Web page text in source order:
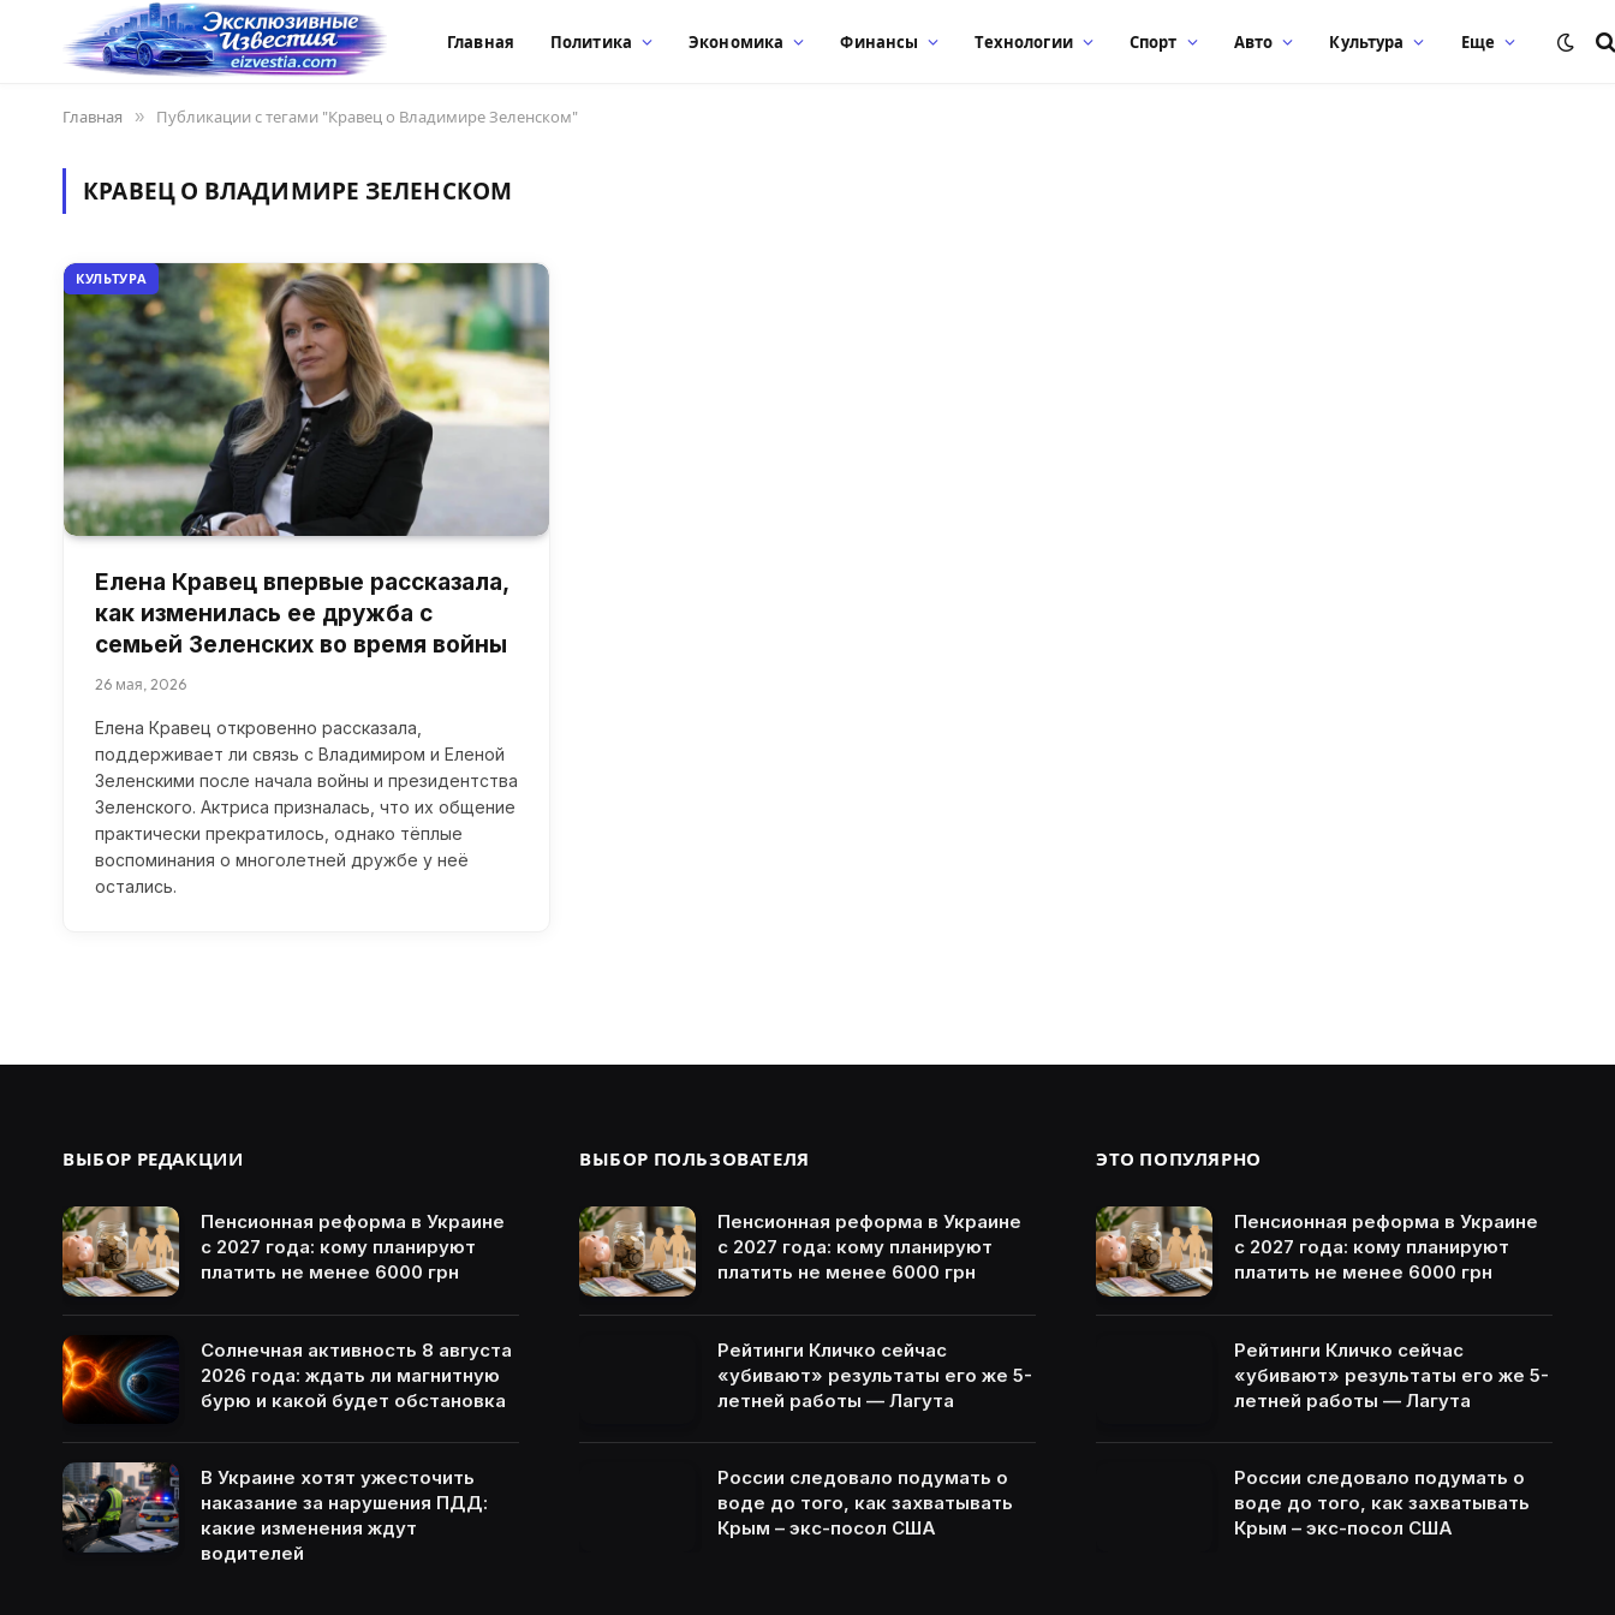
Главная Политика Экономика Финансы Технологии Спорт Авто Культура Еще
Главная » Публикации с тегами "Кравец о Владимире Зеленском"
КРАВЕЦ О ВЛАДИМИРЕ ЗЕЛЕНСКОМ
КУЛЬТУРА
Елена Кравец впервые рассказала,
как изменилась ее дружба с
семьей Зеленских во время войны
26 мая, 2026
Елена Кравец откровенно рассказала,
поддерживает ли связь с Владимиром и Еленой
Зеленскими после начала войны и президентства
Зеленского. Актриса призналась, что их общение
практически прекратилось, однако тёплые
воспоминания о многолетней дружбе у неё
остались.
ВЫБОР РЕДАКЦИИ
Пенсионная реформа в Украине
с 2027 года: кому планируют
платить не менее 6000 грн
Солнечная активность 8 августа
2026 года: ждать ли магнитную
бурю и какой будет обстановка
В Украине хотят ужесточить
наказание за нарушения ПДД:
какие изменения ждут
водителей
ВЫБОР ПОЛЬЗОВАТЕЛЯ
Пенсионная реформа в Украине
с 2027 года: кому планируют
платить не менее 6000 грн
Рейтинги Кличко сейчас
«убивают» результаты его же 5-
летней работы — Лагута
России следовало подумать о
воде до того, как захватывать
Крым – экс-посол США
ЭТО ПОПУЛЯРНО
Пенсионная реформа в Украине
с 2027 года: кому планируют
платить не менее 6000 грн
Рейтинги Кличко сейчас
«убивают» результаты его же 5-
летней работы — Лагута
России следовало подумать о
воде до того, как захватывать
Крым – экс-посол США